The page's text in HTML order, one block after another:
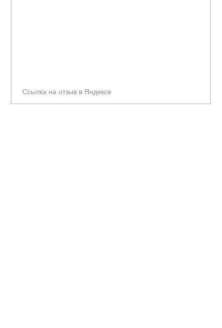
Ссылка на отзыв в Яндексе